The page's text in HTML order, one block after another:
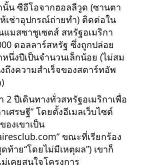
น ซีอีโอจากฮอลลีวูด (ซานตา
เช่าอุปกรณ์ถ่ายทำ) ติดต่อใน
มสซาชูเซตส์ สหรัฐอเมริกา
ดอลลาร์สหรัฐ ซึ่งถูกปล่อย
นึ่งปีเป็นจำนวนเล็กน้อย (ไม่สม
ถึงความสำเร็จของสตาร์ทอัพ
2 ปีเดินทางทั่วสหรัฐอเมริกาเพื่อ
เศรษฐี โดยตั้งอีเมลเว็บไซต์
งเขาเป็น
ขณะที่เรียกร้อง
ท้าย โดยไม่มีเหตุผล ) เขาก็
เคยสนใจโครงการ